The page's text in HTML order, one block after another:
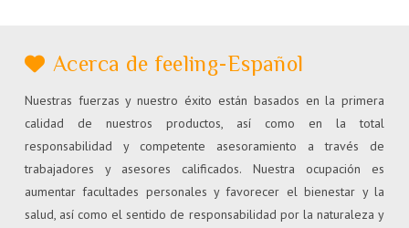
Acerca de feeling-Español
Nuestras fuerzas y nuestro éxito están basados en la primera
calidad de nuestros productos, así como en la total
responsabilidad y competente asesoramiento a través de
trabajadores y asesores calificados. Nuestra ocupación es
aumentar facultades personales y favorecer el bienestar y la
salud, así como el sentido de responsabilidad por la naturaleza y